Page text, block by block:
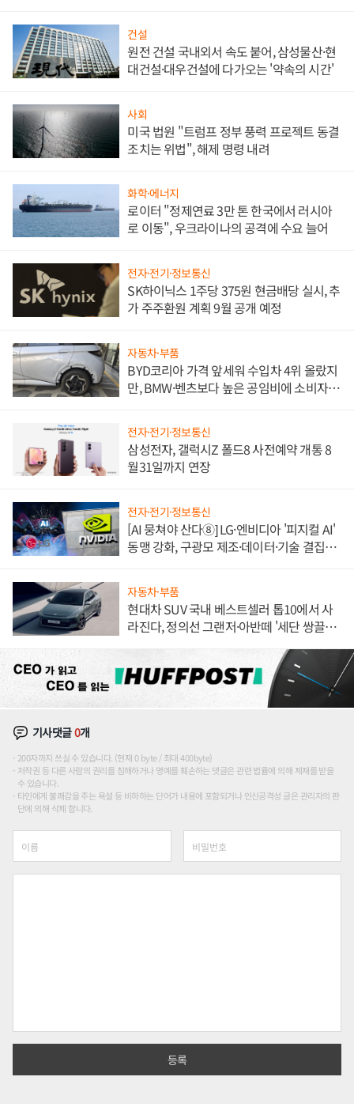
건설
원전 건설 국내외서 속도 붙어, 삼성물산·현
대건설·대우건설에 다가오는 '약속의 시간'
사회
미국 법원 "트럼프 정부 풍력 프로젝트 동결
조치는 위법", 해제 명령 내려
화학·에너지
로이터 "정제연료 3만 톤 한국에서 러시아
로 이동", 우크라이나의 공격에 수요 늘어
전자·전기·정보통신
SK하이닉스 1주당 375원 현금배당 실시, 추
가 주주환원 계획 9월 공개 예정
자동차·부품
BYD코리아 가격 앞세워 수입차 4위 올랐지
만, BMW·벤츠보다 높은 공임비에 소비자
전자·전기·정보통신
삼성전자, 갤럭시Z 폴드8 사전예약 개통 8
월31일까지 연장
전자·전기·정보통신
[AI 뭉쳐야 산다⑧] LG·엔비디아 '피지컬 AI'
동맹 강화, 구광모 제조·데이터·기술 결집
자동차·부품
현대차 SUV 국내 베스트셀러 톱10에서 사
라진다, 정의선 그랜저·아반떼 '세단 쌍끌
기사댓글0개
200자까지 쓰실 수 있습니다. (현재 0 byte / 최대 400byte)
저작권 등 다른 사람의 권리를 침해하거나 명예를 훼손하는 댓글은 관련 법률에 의해 제재를 받을
수 있습니다.
타인에게 불쾌감을 주는 욕설 등 비하하는 단어가 내용에 포함되거나 인신공격성 글은 관리자의 판
단에 의해 삭제 합니다.